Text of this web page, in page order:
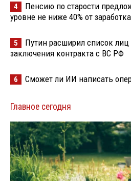
4
Пенсию по старости
уровне не ниже 40% от заработка
5
Путин расширил список
заключения контракта с ВС РФ
6 Сможет ли ИИ написать
Главное сегодня